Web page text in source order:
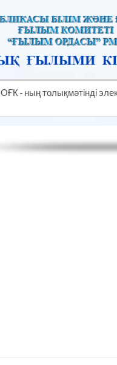
ОҒК - ның толықмәтінді